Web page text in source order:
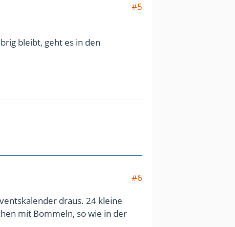
#5
bleibt, geht es in den
#6
draus. 24 kleine
mit Bommeln, so wie in der